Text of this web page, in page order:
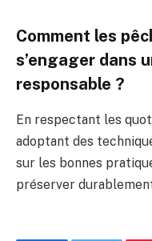
Comment les
s’engager dans
responsable ?
En respectant les
adoptant des
sur les bonnes
préserver